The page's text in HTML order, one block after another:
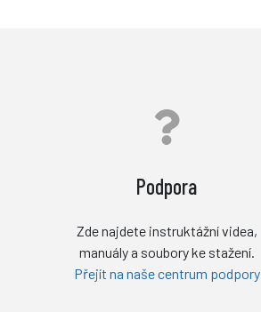
Podpora
Zde najdete instruktážní videa,
manuály a soubory ke stažení.
Přejít na naše centrum podpory